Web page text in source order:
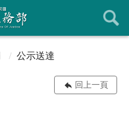
公示送達
回上一頁